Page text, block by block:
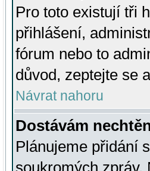
Pro toto existují tři
přihlášení,
fórum nebo to
důvod, zeptejte se
Návrat nahoru
Dostávám
Plánujeme přidání
soukromých zpráv.